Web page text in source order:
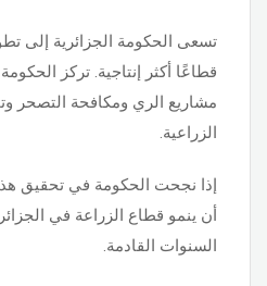
تسعى الحكومة الجزائرية إلى
قطاعًا أكثر إنتاجية. تركز
مشاريع الري ومكافحة التصحر
الزراعية.
إذا نجحت الحكومة في تحقيق
أن ينمو قطاع الزراعة في
السنوات القادمة.